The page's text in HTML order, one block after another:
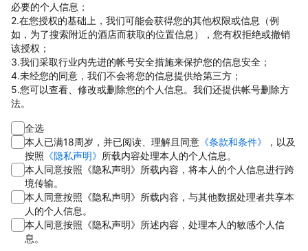
必要的个人信息；
2.在您授权的基础上，我们可能会获得您的其他权限或信息（例
如，为了搜索附近的酒店而获取的位置信息），您有权拒绝或撤销
该授权；
3.我们采取行业内先进的帐号安全措施来保护您的信息安全；
4.未经您的同意，我们不会将您的信息提供给第三方；
5.您可以查看、修改或删除您的个人信息。我们还提供帐号删除方
法。
全选
本人已满18周岁，并已阅读、理解且同意 《条款和条件》
，以及
按照 《隐私声明》 所载内容处理本人的个人信息。
本人同意按照《隐私声明》所载内容，将本人的个人信息进行跨
境传输。
本人同意按照《隐私声明》所载内容，与其他数据处理者共享本
人的个人信息。
本人同意按照《隐私声明》所述内容，处理本人的敏感个人信
息。